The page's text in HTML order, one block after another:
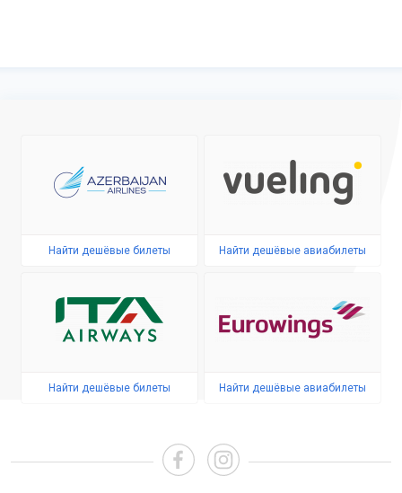
Найти дешёвые билеты Найти дешёвые авиабилеты
Найти дешёвые билеты Найти дешёвые авиабилеты